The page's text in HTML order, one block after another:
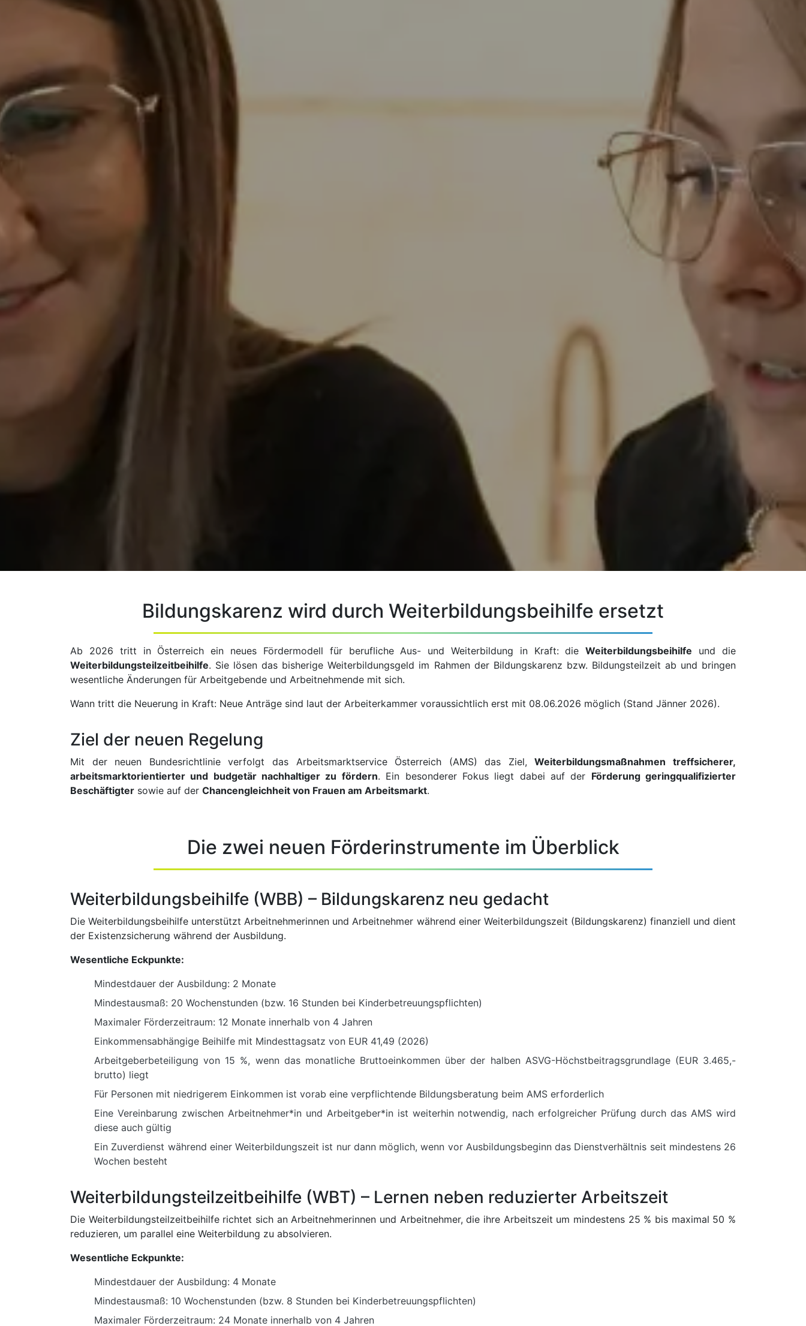
Bildungskarenz wird durch Weiterbildungsbeihilfe ersetzt
Ab 2026 tritt in Österreich ein neues Fördermodell für berufliche Aus- und Weiterbildung in Kraft: dieWeiterbildungsbeihilfe und die
Weiterbildungsteilzeitbeihilfe. Sie lösen das bisherige Weiterbildungsgeld im Rahmen der Bildungskarenz bzw. Bildungsteilzeit ab und bringen
wesentliche Änderungen für Arbeitgebende und Arbeitnehmende mit sich.
Wann tritt die Neuerung in Kraft: Neue Anträge sind laut der Arbeiterkammer voraussichtlich erst mit 08.06.2026 möglich (Stand Jänner 2026).
Ziel der neuen Regelung
Mit der neuen Bundesrichtlinie verfolgt das Arbeitsmarktservice Österreich (AMS) das Ziel,Weiterbildungsmaßnahmen treffsicherer,
arbeitsmarktorientierter und budgetär nachhaltiger zu fördern. Ein besonderer Fokus liegt dabei auf der Förderung geringqualifizierter
Beschäftigter sowie auf der Chancengleichheit von Frauen am Arbeitsmarkt.
Die zwei neuen Förderinstrumente im Überblick
Weiterbildungsbeihilfe (WBB) – Bildungskarenz neu gedacht
Die Weiterbildungsbeihilfe unterstützt Arbeitnehmerinnen und Arbeitnehmer während einer Weiterbildungszeit (Bildungskarenz) finanziell und dient
der Existenzsicherung während der Ausbildung.
Wesentliche Eckpunkte:
Mindestdauer der Ausbildung: 2 Monate
Mindestausmaß: 20 Wochenstunden (bzw. 16 Stunden bei Kinderbetreuungspflichten)
Maximaler Förderzeitraum: 12 Monate innerhalb von 4 Jahren
Einkommensabhängige Beihilfe mit Mindesttagsatz von EUR 41,49 (2026)
Arbeitgeberbeteiligung von 15 %, wenn das monatliche Bruttoeinkommen über der halben ASVG-Höchstbeitragsgrundlage (EUR 3.465,-
brutto) liegt
Für Personen mit niedrigerem Einkommen ist vorab eine verpflichtende Bildungsberatung beim AMS erforderlich
Eine Vereinbarung zwischen Arbeitnehmer*in und Arbeitgeber*in ist weiterhin notwendig, nach erfolgreicher Prüfung durch das AMS wird
diese auch gültig
Ein Zuverdienst während einer Weiterbildungszeit ist nur dann möglich, wenn vor Ausbildungsbeginn das Dienstverhältnis seit mindestens 26
Wochen besteht
Weiterbildungsteilzeitbeihilfe (WBT) – Lernen neben reduzierter Arbeitszeit
Die Weiterbildungsteilzeitbeihilfe richtet sich an Arbeitnehmerinnen und Arbeitnehmer, die ihre Arbeitszeit um mindestens 25 % bis maximal 50 %
reduzieren, um parallel eine Weiterbildung zu absolvieren.
Wesentliche Eckpunkte:
Mindestdauer der Ausbildung: 4 Monate
Mindestausmaß: 10 Wochenstunden (bzw. 8 Stunden bei Kinderbetreuungspflichten)
Maximaler Förderzeitraum: 24 Monate innerhalb von 4 Jahren